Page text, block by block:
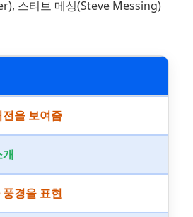
스티브 메싱(Steve Messing)
을 보여줌
경을 표현